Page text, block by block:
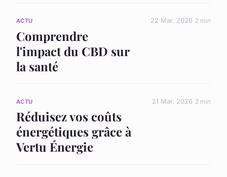
ACTU
Comprendre
l'impact du CBD sur
la santé
22 Mar. 2026 2 min
ACTU
Réduisez vos coûts
énergétiques grâce à
Vertu Énergie
21 Mar. 2026 2 min